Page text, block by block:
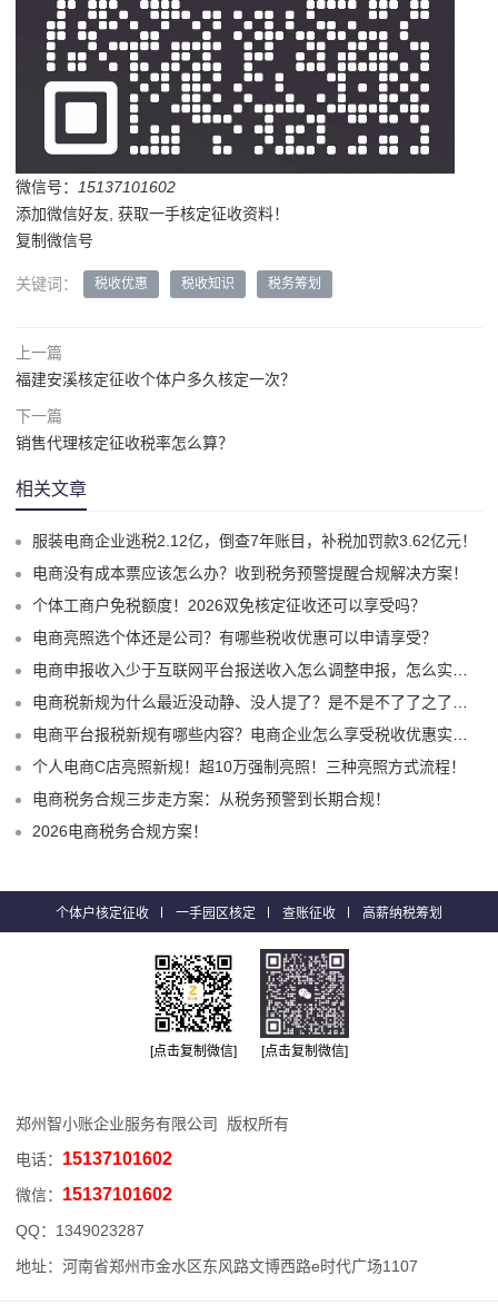
微信号：
15137101602
添加微信好友, 获取一手核定征收资料！
复制微信号
关键词： 税收优惠 税收知识 税务筹划
上一篇
福建安溪核定征收个体户多久核定一次？
下一篇
销售代理核定征收税率怎么算？
相关文章
服装电商企业逃税2.12亿，倒查7年账目，补税加罚款3.62亿元！
电商没有成本票应该怎么办？收到税务预警提醒合规解决方案！
个体工商户免税额度！2026双免核定征收还可以享受吗？
电商亮照选个体还是公司？有哪些税收优惠可以申请享受？
电商申报收入少于互联网平台报送收入怎么调整申报，怎么实现合规申报享受税收优惠！
电商税新规为什么最近没动静、没人提了？是不是不了了之了嘛？
电商平台报税新规有哪些内容？电商企业怎么享受税收优惠实现税务合规？
个人电商C店亮照新规！超10万强制亮照！三种亮照方式流程！
电商税务合规三步走方案：从税务预警到长期合规！
2026电商税务合规方案！
个体户核定征收 一手园区核定 查账征收 高薪纳税筹划
[点击复制微信] [点击复制微信]
郑州智小账企业服务有限公司 版权所有
电话： 15137101602
微信： 15137101602
QQ： 1349023287
地址：河南省郑州市金水区东风路文博西路e时代广场1107